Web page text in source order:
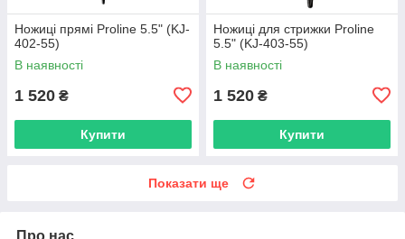
Ножиці прямі Proline 5.5" (KJ-
402-55)
В наявності
1 520 ₴
Купити
Ножиці для стрижки Proline
5.5" (KJ-403-55)
В наявності
1 520 ₴
Купити
Показати ще
Про нас